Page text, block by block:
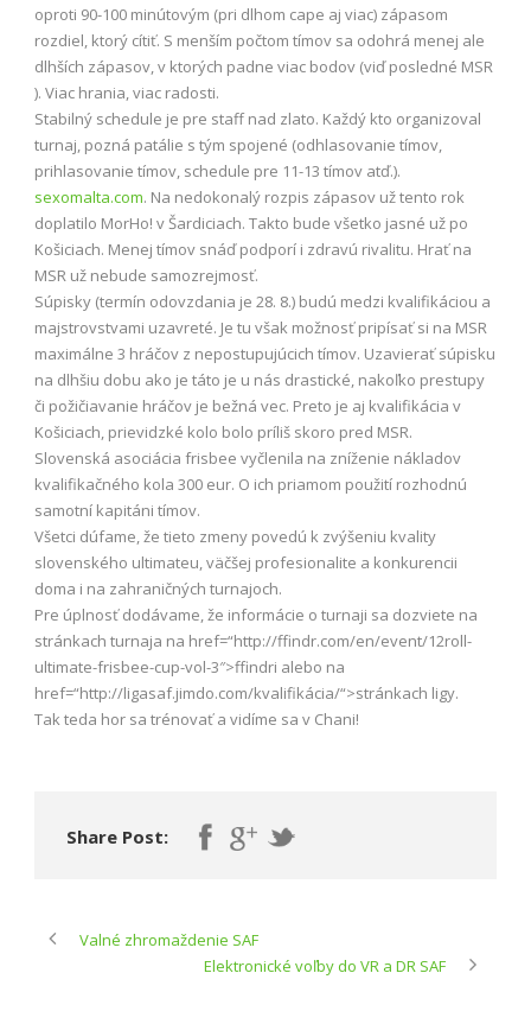
oproti 90-100 minútovým (pri dlhom cape aj viac) zápasom
rozdiel, ktorý cítiť. S menším počtom tímov sa odohrá menej ale
dlhších zápasov, v ktorých padne viac bodov (viď posledné MSR
). Viac hrania, viac radosti.
Stabilný schedule je pre staff nad zlato. Každý kto organizoval
turnaj, pozná patálie s tým spojené (odhlasovanie tímov,
prihlasovanie tímov, schedule pre 11-13 tímov atď.).
sexomalta.com. Na nedokonalý rozpis zápasov už tento rok
doplatilo MorHo! v Šardiciach. Takto bude všetko jasné už po
Košiciach. Menej tímov snáď podporí i zdravú rivalitu. Hrať na
MSR už nebude samozrejmosť.
Súpisky (termín odovzdania je 28. 8.) budú medzi kvalifikáciou a
majstrovstvami uzavreté. Je tu však možnosť pripísať si na MSR
maximálne 3 hráčov z nepostupujúcich tímov. Uzavierať súpisku
na dlhšiu dobu ako je táto je u nás drastické, nakoľko prestupy
či požičiavanie hráčov je bežná vec. Preto je aj kvalifikácia v
Košiciach, prievidzké kolo bolo príliš skoro pred MSR.
Slovenská asociácia frisbee vyčlenila na zníženie nákladov
kvalifikačného kola 300 eur. O ich priamom použití rozhodnú
samotní kapitáni tímov.
Všetci dúfame, že tieto zmeny povedú k zvýšeniu kvality
slovenského ultimateu, väčšej profesionalite a konkurencii
doma i na zahraničných turnajoch.
Pre úplnosť dodávame, že informácie o turnaji sa dozviete na
stránkach turnaja na href=“http://ffindr.com/en/event/12roll-
ultimate-frisbee-cup-vol-3″>ffindri alebo na
href=“http://ligasaf.jimdo.com/kvalifikácia/“>stránkach ligy.
Tak teda hor sa trénovať a vidíme sa v Chani!
Share Post:
Valné zhromaždenie SAF
Elektronické voľby do VR a DR SAF